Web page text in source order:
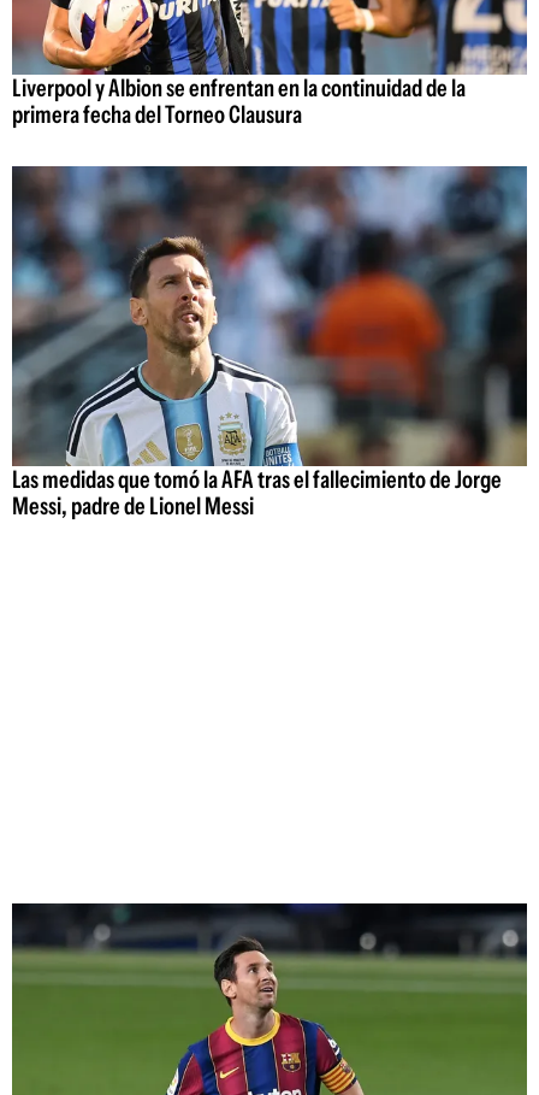
Liverpool y Albion se enfrentan en la continuidad de la
primera fecha del Torneo Clausura
Las medidas que tomó la AFA tras el fallecimiento de Jorge
Messi, padre de Lionel Messi